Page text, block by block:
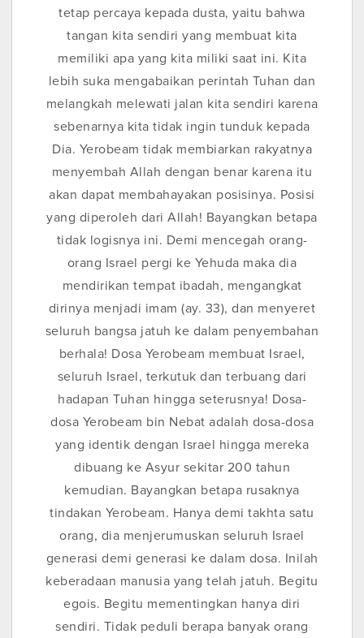
tetap percaya kepada dusta, yaitu bahwa
tangan kita sendiri yang membuat kita
memiliki apa yang kita miliki saat ini. Kita
lebih suka mengabaikan perintah Tuhan dan
melangkah melewati jalan kita sendiri karena
sebenarnya kita tidak ingin tunduk kepada
Dia. Yerobeam tidak membiarkan rakyatnya
menyembah Allah dengan benar karena itu
akan dapat membahayakan posisinya. Posisi
yang diperoleh dari Allah! Bayangkan betapa
tidak logisnya ini. Demi mencegah orang-
orang Israel pergi ke Yehuda maka dia
mendirikan tempat ibadah, mengangkat
dirinya menjadi imam (ay. 33), dan menyeret
seluruh bangsa jatuh ke dalam penyembahan
berhala! Dosa Yerobeam membuat Israel,
seluruh Israel, terkutuk dan terbuang dari
hadapan Tuhan hingga seterusnya! Dosa-
dosa Yerobeam bin Nebat adalah dosa-dosa
yang identik dengan Israel hingga mereka
dibuang ke Asyur sekitar 200 tahun
kemudian. Bayangkan betapa rusaknya
tindakan Yerobeam. Hanya demi takhta satu
orang, dia menjerumuskan seluruh Israel
generasi demi generasi ke dalam dosa. Inilah
keberadaan manusia yang telah jatuh. Begitu
egois. Begitu mementingkan hanya diri
sendiri. Tidak peduli berapa banyak orang